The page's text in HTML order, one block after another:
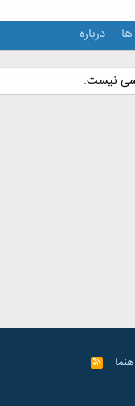
درباره
نیست.
R
S